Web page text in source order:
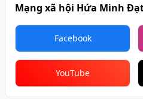
Mạng xã hội Hứa Minh
Facebook
YouTube